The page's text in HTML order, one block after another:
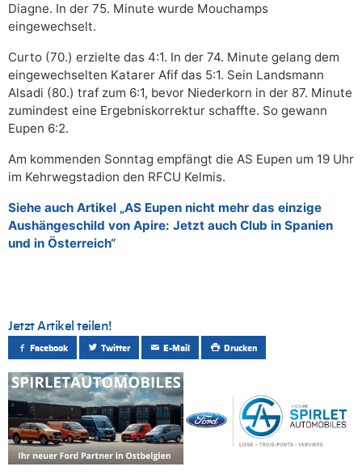
Diagne. In der 75. Minute wurde Mouchamps
eingewechselt.
Curto (70.) erzielte das 4:1. In der 74. Minute gelang dem
eingewechselten Katarer Afif das 5:1. Sein Landsmann
Alsadi (80.) traf zum 6:1, bevor Niederkorn in der 87. Minute
zumindest eine Ergebniskorrektur schaffte. So gewann
Eupen 6:2.
Am kommenden Sonntag empfängt die AS Eupen um 19 Uhr
im Kehrwegstadion den RFCU Kelmis.
Siehe auch Artikel „AS Eupen nicht mehr das einzige
Aushängeschild von Apire: Jetzt auch Club in Spanien
und in Österreich“
Jetzt Artikel teilen!
Facebook Twitter E-Mail Drucken